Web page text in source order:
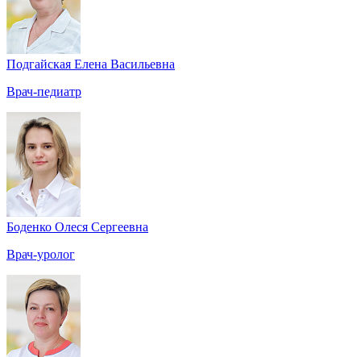
Подгайская Елена Васильевна
Врач-педиатр
Боденко Олеся Сергеевна
Врач-уролог